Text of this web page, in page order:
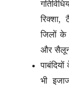
जिलों के
और सैलून
भी